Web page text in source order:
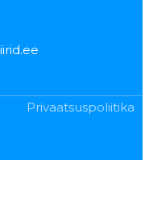
Privaatsuspoliitika